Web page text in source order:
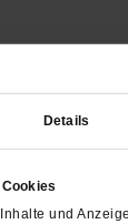
Details
und